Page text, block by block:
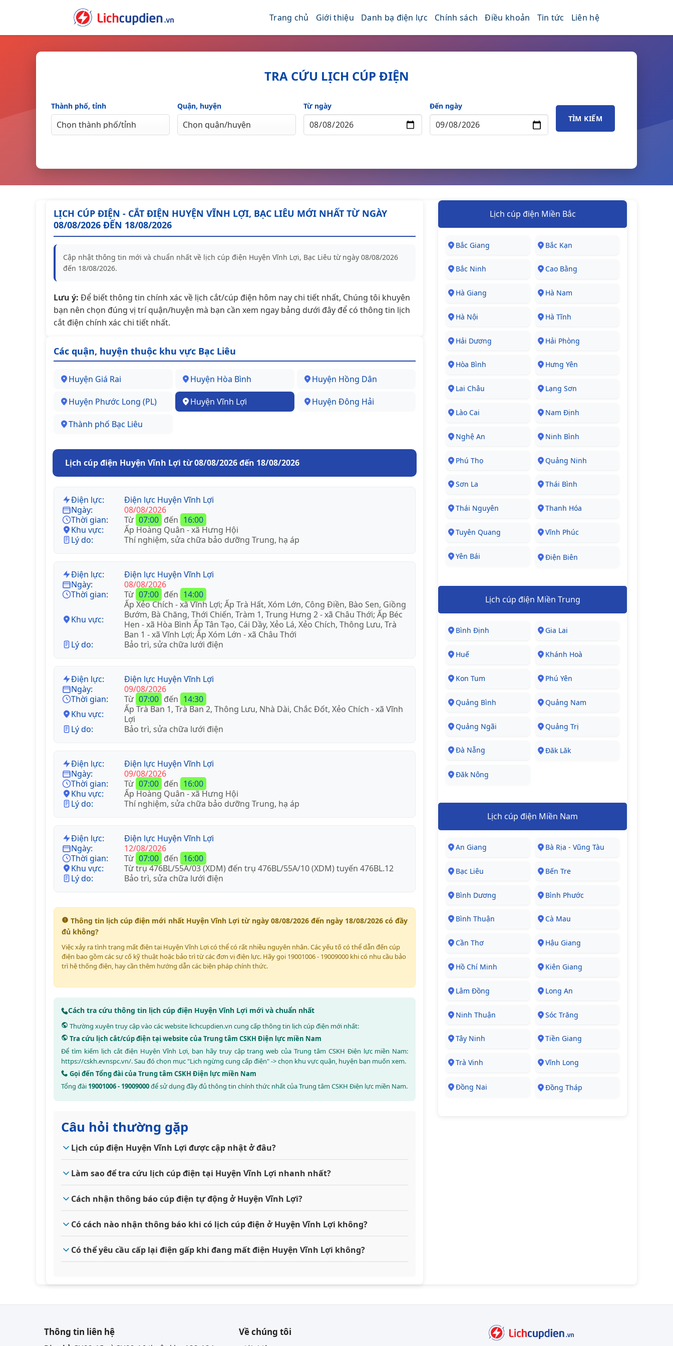
Trang chủ Giới thiệu Danh bạ điện lực Chính sách Điều khoản Tin tức Liên hệ
TRA CỨU LỊCH CÚP ĐIỆN
Thành phố, tỉnh Quận, huyện Từ ngày
Đến ngày
TÌM KIẾM
LỊCH CÚP ĐIỆN - CẮT ĐIỆN HUYỆN VĨNH LỢI, BẠC LIÊU MỚI NHẤT TỪ NGÀY
08/08/2026 ĐẾN 18/08/2026
Cập nhật thông tin mới và chuẩn nhất về lịch cúp điện Huyện Vĩnh Lợi, Bạc Liêu từ ngày 08/08/2026
đến 18/08/2026.
Lưu ý: Để biết thông tin chính xác về lịch cắt/cúp điện hôm nay chi tiết nhất, Chúng tôi khuyên
bạn nên chọn đúng vị trí quận/huyện mà bạn cần xem ngay bảng dưới đây để có thông tin lịch
cắt điện chính xác chi tiết nhất.
Các quận, huyện thuộc khu vực Bạc Liêu
Huyện Giá Rai Huyện Hòa Bình Huyện Hồng Dân
Huyện Phước Long (PL) Huyện Vĩnh Lợi Huyện Đông Hải
Thành phố Bạc Liêu
Lịch cúp điện Huyện Vĩnh Lợi từ 08/08/2026 đến 18/08/2026
Điện lực:
Điện lực Huyện Vĩnh Lợi
Ngày:
08/08/2026
Thời gian:
Từ 07:00 đến 16:00
Khu vực:
Ấp Hoàng Quân - xã Hưng Hội
Lý do:
Thí nghiệm, sửa chữa bảo dưỡng Trung, hạ áp
Điện lực:
Điện lực Huyện Vĩnh Lợi
Ngày:
08/08/2026
Thời gian:
Từ 07:00 đến 14:00
Khu vực:
Ấp Xẻo Chích - xã Vĩnh Lợi; Ấp Trà Hất, Xóm Lớn, Công Điền, Bào Sen, Giồng
Bướm, Bà Chăng, Thới Chiến, Tràm 1, Trung Hưng 2 - xã Châu Thới; Ấp Béc
Hen - xã Hòa Bình Ấp Tân Tạo, Cái Dầy, Xẻo Lá, Xẻo Chích, Thông Lưu, Trà
Ban 1 - xã Vĩnh Lợi; Ấp Xóm Lớn - xã Châu Thới
Lý do:
Bảo trì, sửa chữa lưới điện
Điện lực:
Điện lực Huyện Vĩnh Lợi
Ngày:
09/08/2026
Thời gian:
Từ 07:00 đến 14:30
Khu vực:
Ấp Trà Ban 1, Trà Ban 2, Thông Lưu, Nhà Dài, Chắc Đốt, Xẻo Chích - xã Vĩnh
Lợi
Lý do:
Bảo trì, sửa chữa lưới điện
Điện lực:
Điện lực Huyện Vĩnh Lợi
Ngày:
09/08/2026
Thời gian:
Từ 07:00 đến 16:00
Khu vực:
Ấp Hoàng Quân - xã Hưng Hội
Lý do:
Thí nghiệm, sửa chữa bảo dưỡng Trung, hạ áp
Điện lực:
Điện lực Huyện Vĩnh Lợi
Ngày:
12/08/2026
Thời gian:
Từ 07:00 đến 16:00
Khu vực:
Từ trụ 476BL/55A/03 (XDM) đến trụ 476BL/55A/10 (XDM) tuyến 476BL.12
Lý do:
Bảo trì, sửa chữa lưới điện
Thông tin lịch cúp điện mới nhất Huyện Vĩnh Lợi từ ngày 08/08/2026 đến ngày 18/08/2026 có đầy
đủ không?
Việc xảy ra tình trạng mất điện tại Huyện Vĩnh Lợi có thể có rất nhiều nguyên nhân. Các yếu tố có thể dẫn đến cúp
điện bao gồm các sự cố kỹ thuật hoặc bảo trì từ các đơn vị điện lực. Hãy gọi 19001006 - 19009000 khi có nhu cầu bảo
trì hệ thống điện, hay cần thêm hướng dẫn các biện pháp chính thức.
Cách tra cứu thông tin lịch cúp điện Huyện Vĩnh Lợi mới và chuẩn nhất
Thường xuyên truy cập vào các website lichcupdien.vn cung cấp thông tin lịch cúp điện mới nhất:
Tra cứu lịch cắt/cúp điện tại website của Trung tâm CSKH Điện lực miền Nam
Để tìm kiếm lịch cắt điện Huyện Vĩnh Lợi, bạn hãy truy cập trang web của Trung tâm CSKH Điện lực miền Nam:
https://cskh.evnspc.vn/. Sau đó chọn mục "Lịch ngừng cung cấp điện" -> chọn khu vực quận, huyện bạn muốn xem.
Gọi đến Tổng đài của Trung tâm CSKH Điện lực miền Nam
Tổng đài 19001006 - 19009000để sử dụng đầy đủ thông tin chính thức nhất của Trung tâm CSKH Điện lực miền Nam.
Câu hỏi thường gặp
Lịch cúp điện Huyện Vĩnh Lợi được cập nhật ở đâu?
Làm sao để tra cứu lịch cúp điện tại Huyện Vĩnh Lợi nhanh nhất?
Cách nhận thông báo cúp điện tự động ở Huyện Vĩnh Lợi?
Có cách nào nhận thông báo khi có lịch cúp điện ở Huyện Vĩnh Lợi không?
Có thể yêu cầu cấp lại điện gấp khi đang mất điện Huyện Vĩnh Lợi không?
Lịch cúp điện Miền Bắc
Bắc Giang Bắc Kạn
Bắc Ninh Cao Bằng
Hà Giang Hà Nam
Hà Nội Hà Tĩnh
Hải Dương Hải Phòng
Hòa Bình Hưng Yên
Lai Châu Lạng Sơn
Lào Cai Nam Định
Nghệ An Ninh Bình
Phú Thọ Quảng Ninh
Sơn La Thái Bình
Thái Nguyên Thanh Hóa
Tuyên Quang Vĩnh Phúc
Yên Bái Điện Biên
Lịch cúp điện Miền Trung
Bình Định Gia Lai
Huế Khánh Hoà
Kon Tum Phú Yên
Quảng Bình Quảng Nam
Quảng Ngãi Quảng Trị
Đà Nẵng Đăk Lăk
Đăk Nông
Lịch cúp điện Miền Nam
An Giang Bà Rịa - Vũng Tàu
Bạc Liêu Bến Tre
Bình Dương Bình Phước
Bình Thuận Cà Mau
Cần Thơ Hậu Giang
Hồ Chí Minh Kiên Giang
Lâm Đồng Long An
Ninh Thuận Sóc Trăng
Tây Ninh Tiền Giang
Trà Vinh Vĩnh Long
Đồng Nai Đồng Tháp
Thông tin liên hệ Về chúng tôi